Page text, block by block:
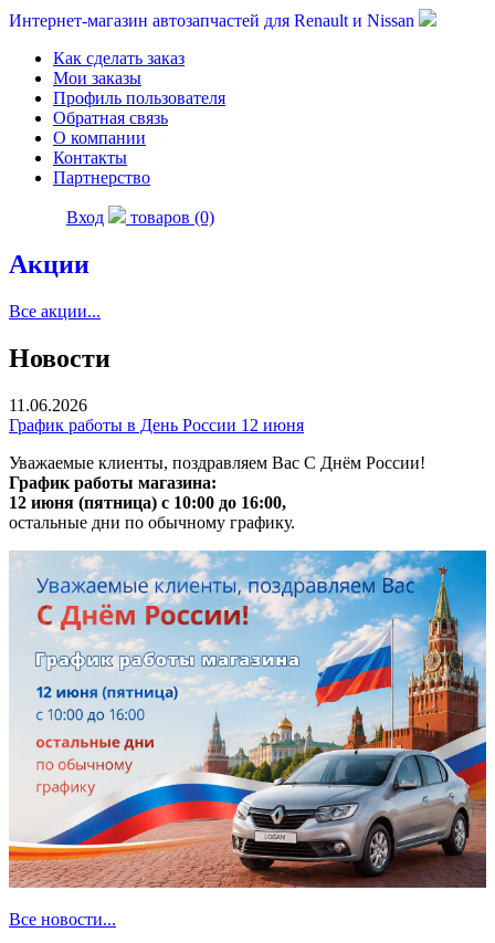
Интернет-магазин автозапчастей для Renault и Nissan
Как сделать заказ
Мои заказы
Профиль пользователя
Обратная связь
О компании
Контакты
Партнерство
Вход товаров (0)
Акции
Все акции...
Новости
11.06.2026
График работы в День России 12 июня
Уважаемые клиенты, поздравляем Вас С Днём России!
График работы магазина:
12 июня (пятница) с 10:00 до 16:00,
остальные дни по обычному графику.
Все новости...